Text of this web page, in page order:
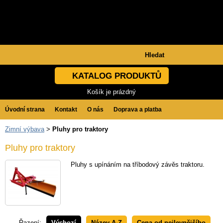
KATALOG PRODUKTŮ
Košík je prázdný
Úvodní strana Kontakt O nás Doprava a platba
Obchodní podmínky GDPR
Zimní výbava> Pluhy pro traktory
Pluhy pro traktory
Pluhy s upínáním na tříbodový závěs traktoru.